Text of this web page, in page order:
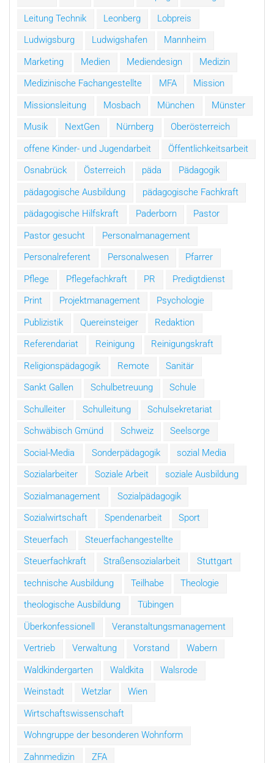
Leitung Technik
Leonberg
Lobpreis
Ludwigsburg
Ludwigshafen
Mannheim
Marketing
Medien Mediendesign
Medizin
Medizinische Fachangestellte
MFA
Mission
Missionsleitung
Mosbach München
Münster
Musik
NextGen Nürnberg
Oberösterreich
offene Kinder- und Jugendarbeit
Öffentlichkeitsarbeit
Osnabrück
Österreich päda
Pädagogik
pädagogische Ausbildung
pädagogische Fachkraft
pädagogische Hilfskraft
Paderborn
Pastor
Pastor gesucht
Personalmanagement
Personalreferent
Personalwesen
Pfarrer
Pflege
Pflegefachkraft PR
Predigtdienst
Print
Projektmanagement
Psychologie
Publizistik
Quereinsteiger
Redaktion
Referendariat
Reinigung
Reinigungskraft
Religionspädagogik
Remote
Sanitär
Sankt Gallen
Schulbetreuung
Schule
Schulleiter
Schulleitung
Schulsekretariat
Schwäbisch Gmünd
Schweiz
Seelsorge
Social-Media
Sonderpädagogik
sozial Media
Sozialarbeiter
Soziale Arbeit
soziale Ausbildung
Sozialmanagement
Sozialpädagogik
Sozialwirtschaft
Spendenarbeit
Sport
Steuerfach
Steuerfachangestellte
Steuerfachkraft
Straßensozialarbeit
Stuttgart
technische Ausbildung
Teilhabe
Theologie
theologische Ausbildung
Tübingen
Überkonfessionell
Veranstaltungsmanagement
Vertrieb
Verwaltung Vorstand
Wabern
Waldkindergarten
Waldkita
Walsrode
Weinstadt
Wetzlar
Wien
Wirtschaftswissenschaft
Wohngruppe der besonderen Wohnform
Zahnmedizin
ZFA